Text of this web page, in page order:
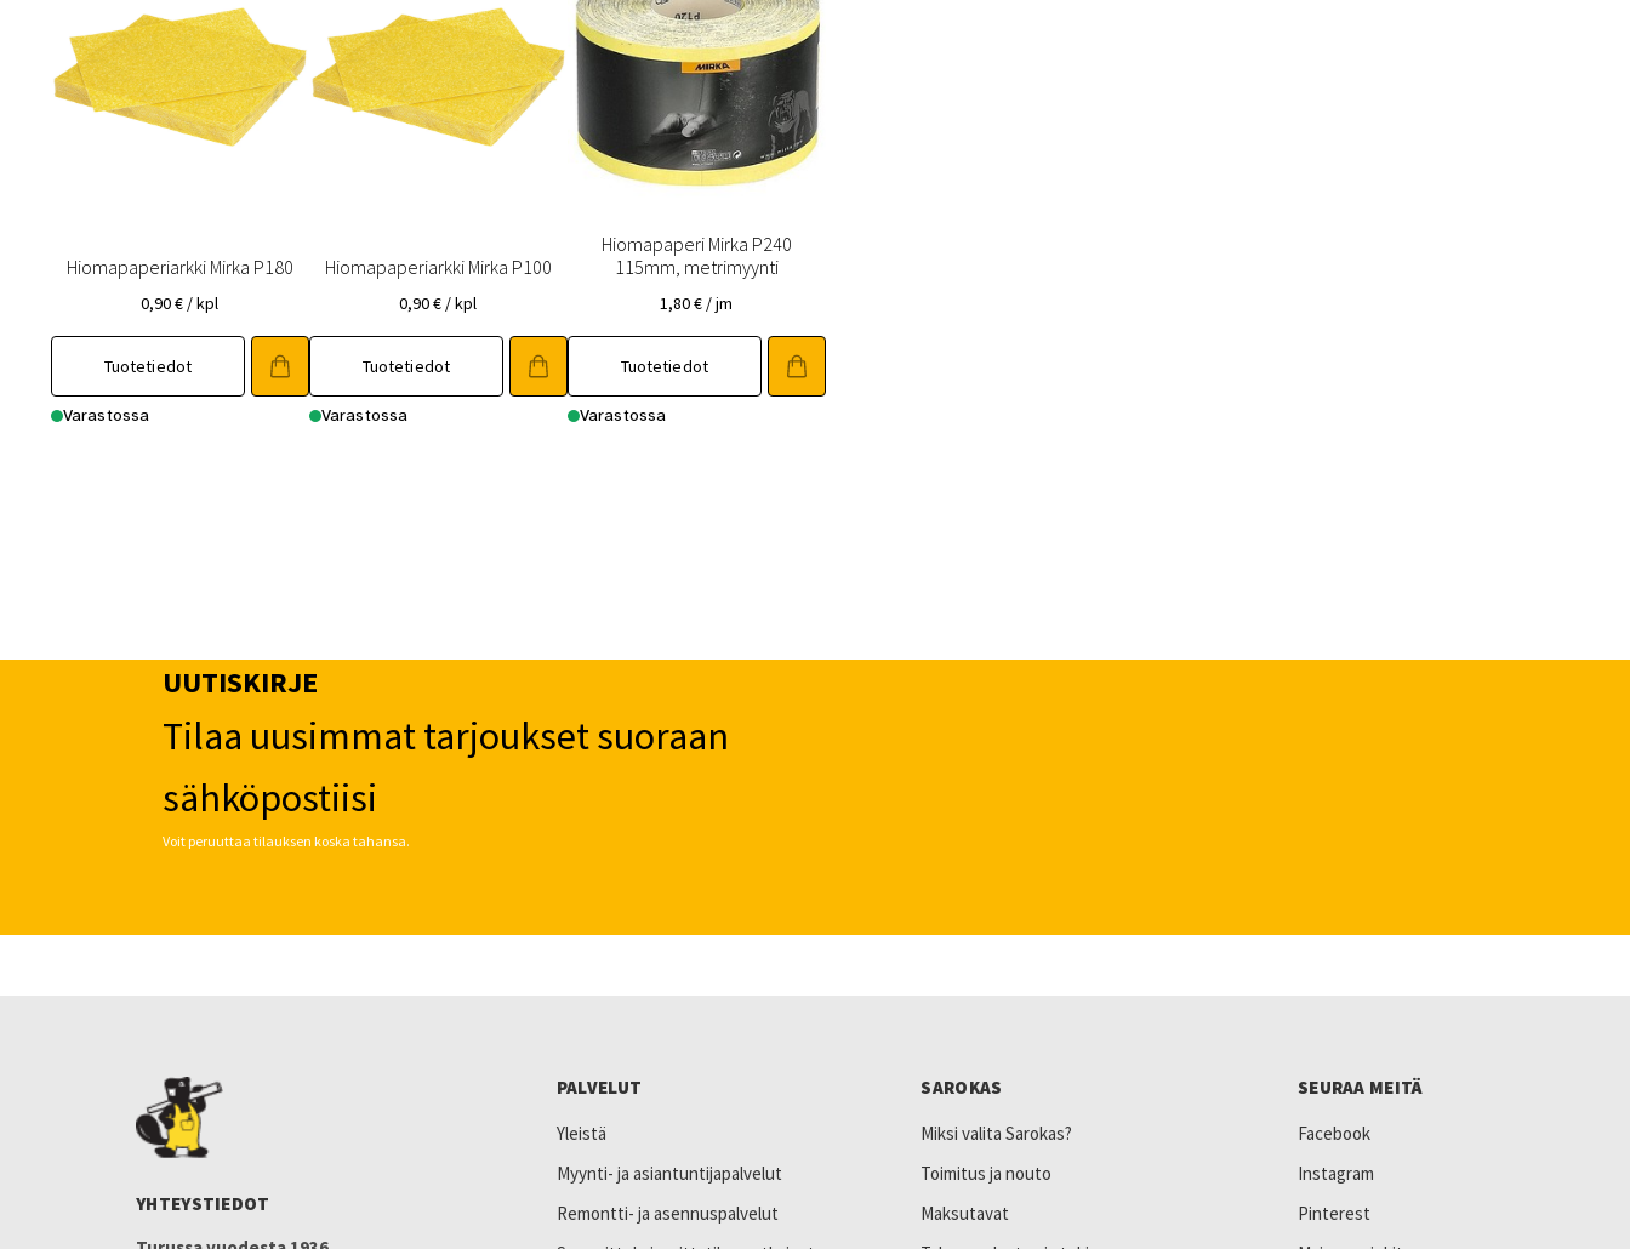
Hiomapaperiarkki Mirka P180
0,90€ / kpl
Tuotetiedot
Varastossa
Hiomapaperiarkki Mirka P100
0,90€ / kpl
Tuotetiedot
Varastossa
Hiomapaperi Mirka P240
115mm, metrimyynti
1,80€ / jm
Tuotetiedot
Varastossa
UUTISKIRJE
Tilaa uusimmat tarjoukset suoraan
sähköpostiisi
Voit peruuttaa tilauksen koska tahansa.
YHTEYSTIEDOT
PALVELUT
Yleistä
Myynti- ja asiantuntijapalvelut
Remontti- ja asennuspalvelut
SAROKAS
Miksi valita Sarokas?
Toimitus ja nouto
Maksutavat
SEURAA MEITÄ
Facebook
Instagram
Pinterest